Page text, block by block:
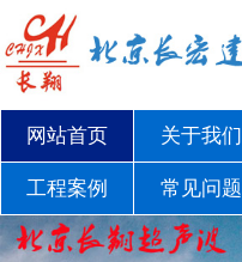
网站首页 关于我们
工程案例 常见问题